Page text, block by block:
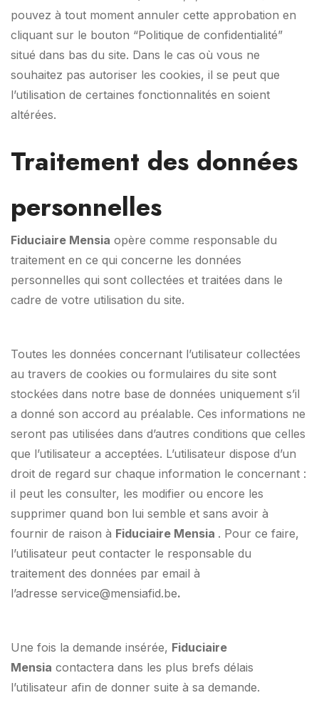
pouvez à tout moment annuler cette approbation en
cliquant sur le bouton “Politique de confidentialité”
situé dans bas du site. Dans le cas où vous ne
souhaitez pas autoriser les cookies, il se peut que
l’utilisation de certaines fonctionnalités en soient
altérées.
Traitement des données
personnelles
Fiduciaire Mensia opère comme responsable du
traitement en ce qui concerne les données
personnelles qui sont collectées et traitées dans le
cadre de votre utilisation du site.
Toutes les données concernant l’utilisateur collectées
au travers de cookies ou formulaires du site sont
stockées dans notre base de données uniquement s’il
a donné son accord au préalable. Ces informations ne
seront pas utilisées dans d’autres conditions que celles
que l’utilisateur a acceptées. L’utilisateur dispose d’un
droit de regard sur chaque information le concernant :
il peut les consulter, les modifier ou encore les
supprimer quand bon lui semble et sans avoir à
fournir de raison à Fiduciaire Mensia . Pour ce faire,
l’utilisateur peut contacter le responsable du
traitement des données par email à
l’adresse service@mensiafid.be.
Une fois la demande insérée, Fiduciaire
Mensia contactera dans les plus brefs délais
l’utilisateur afin de donner suite à sa demande.